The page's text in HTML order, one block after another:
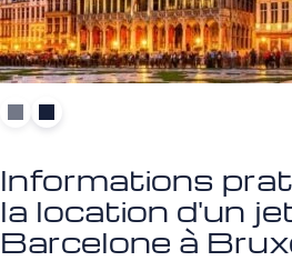
Informations
la location d'un
Barcelone à